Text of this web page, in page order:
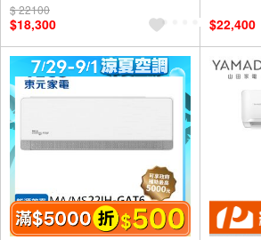
$ 22100
$18,300
$22,400